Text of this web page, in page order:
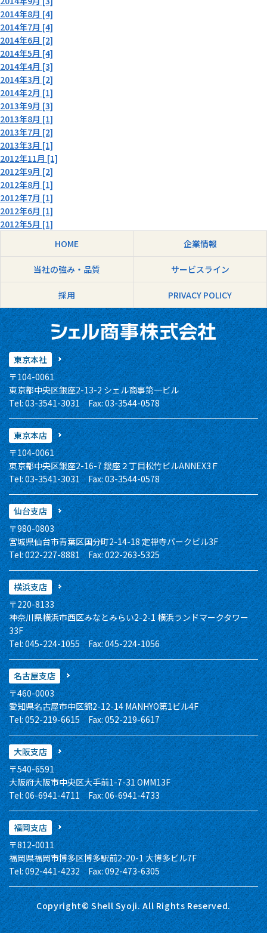
2014年8月 [4]
2014年7月 [4]
2014年6月 [2]
2014年5月 [4]
2014年4月 [3]
2014年3月 [2]
2014年2月 [1]
2013年9月 [3]
2013年8月 [1]
2013年7月 [2]
2013年3月 [1]
2012年11月 [1]
2012年9月 [2]
2012年8月 [1]
2012年7月 [1]
2012年6月 [1]
2012年5月 [1]
HOME
企業情報
当社の強み・品質 サービスライン
採用 PRIVACY POLICY
東京本社
〒104-0061
東京都中央区銀座2-13-2 シェル商事第一ビル
Tel: 03-3541-3031 Fax: 03-3544-0578
東京本店
〒104-0061
東京都中央区銀座2-16-7 銀座２丁目松竹ビルANNEX3Ｆ
Tel: 03-3541-3031 Fax: 03-3544-0578
仙台支店
〒980-0803
宮城県仙台市青葉区国分町2-14-18 定禅寺パークビル3F
Tel: 022-227-8881 Fax: 022-263-5325
横浜支店
〒220-8133
神奈川県横浜市西区みなとみらい2-2-1 横浜ランドマークタワー
33F
Tel: 045-224-1055 Fax: 045-224-1056
名古屋支店
〒460-0003
愛知県名古屋市中区錦2-12-14 MANHYO第1ビル4F
Tel: 052-219-6615 Fax: 052-219-6617
大阪支店
〒540-6591
大阪府大阪市中央区大手前1-7-31 OMM13F
Tel: 06-6941-4711 Fax: 06-6941-4733
福岡支店
〒812-0011
福岡県福岡市博多区博多駅前2-20-1 大博多ビル7F
Tel: 092-441-4232 Fax: 092-473-6305
Copyright© Shell Syoji. All Rights Reserved.